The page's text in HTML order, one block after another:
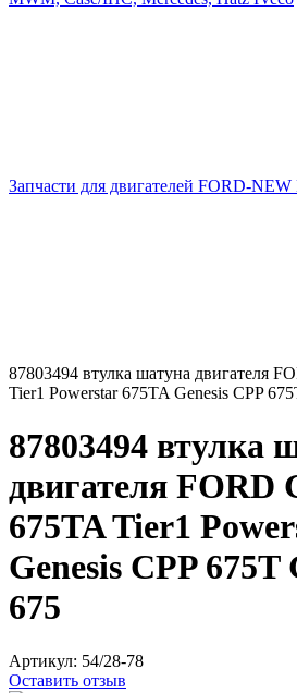
Запчасти для двигателей FORD-
87803494 втулка шатуна двигателя
Tier1 Powerstar 675TA Genesis CPP
87803494 втулка
двигателя FORD
675TA Tier1
Genesis CPP 675T
675
Артикул: 54/28-78
Оставить отзыв